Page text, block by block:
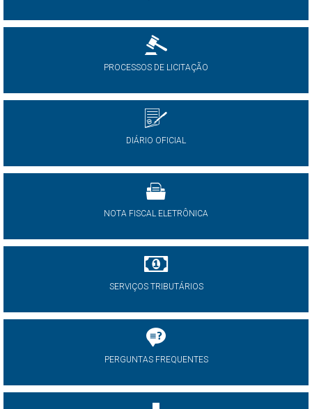
PROCESSOS DE LICITAÇÃO
DIÁRIO OFICIAL
NOTA FISCAL ELETRÔNICA
SERVIÇOS TRIBUTÁRIOS
PERGUNTAS FREQUENTES